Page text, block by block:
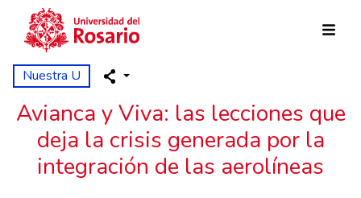
Pasar al contenido principal
Nuestra U
Avianca y Viva: las lecciones que
deja la crisis generada por la
integración de las aerolíneas